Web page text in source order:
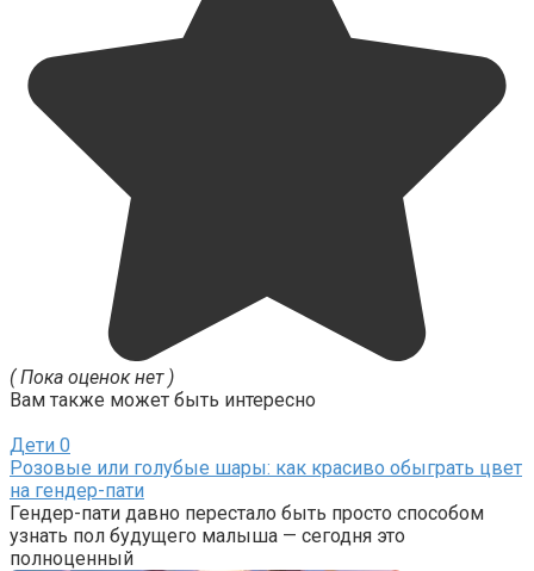
( Пока оценок нет )
Вам также может быть интересно
Дети 0
Розовые или голубые шары: как красиво обыграть цвет
на гендер-пати
Гендер-пати давно перестало быть просто способом
узнать пол будущего малыша — сегодня это
полноценный